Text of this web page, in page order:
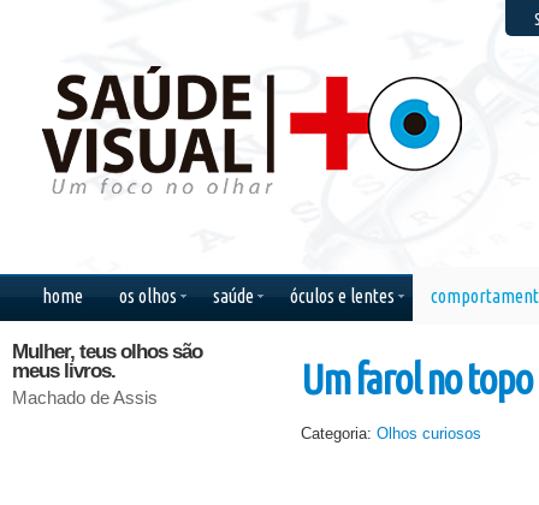
home os olhos saúde óculos e lentes
Um farol no topo
Categoria: Olhos curiosos
Mulher, teus olhos são
meus livros.
Machado de Assis
coração. O essencial é
invisível aos olhos.
delícia
cima
Chico